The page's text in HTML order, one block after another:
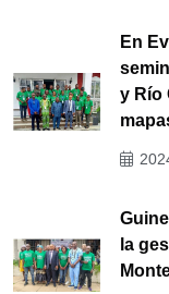
En
y Río
la